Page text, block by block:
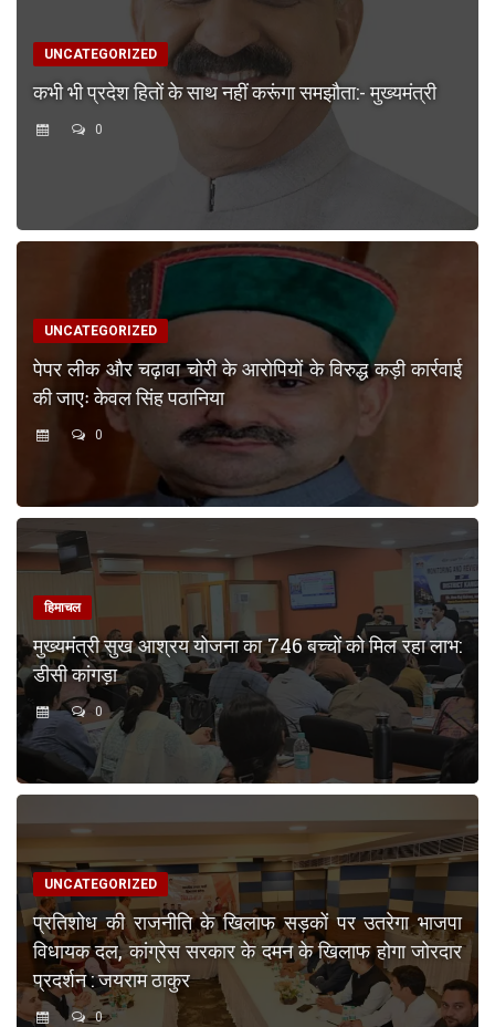
UNCATEGORIZED
कभी भी प्रदेश हितों के साथ नहीं करूंगा समझौता:- मुख्यमंत्री
0
UNCATEGORIZED
पेपर लीक और चढ़ावा चोरी के आरोपियों के विरुद्ध कड़ी कार्रवाई
की जाएः केवल सिंह पठानिया
0
हिमाचल
मुख्यमंत्री सुख आश्रय योजना का 746 बच्चों को मिल रहा लाभ:
डीसी कांगड़ा
0
UNCATEGORIZED
प्रतिशोध की राजनीति के खिलाफ सड़कों पर उतरेगा भाजपा
विधायक दल, कांग्रेस सरकार के दमन के खिलाफ होगा जोरदार
प्रदर्शन : जयराम ठाकुर
0